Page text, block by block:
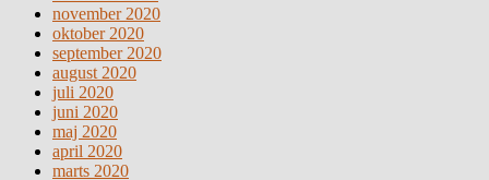
november 2020
oktober 2020
september 2020
august 2020
juli 2020
juni 2020
maj 2020
april 2020
marts 2020